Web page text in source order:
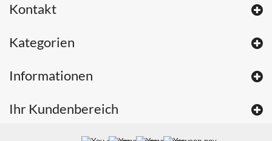
Kontakt
Kategorien
Informationen
Ihr Kundenbereich